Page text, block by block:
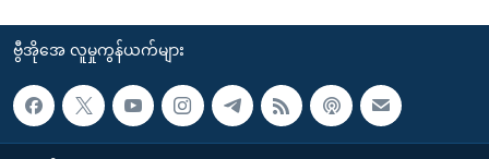
ဗွီအိုအေ လူမှုကွန်ယက်များ